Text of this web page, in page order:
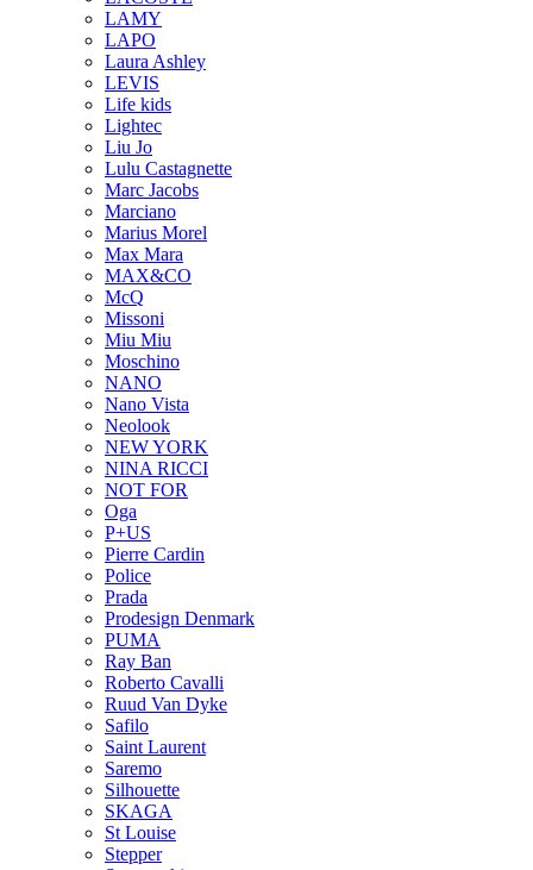
LAMY
LAPO
Laura Ashley
LEVIS
Life kids
Lightec
Liu Jo
Lulu Castagnette
Marc Jacobs
Marciano
Marius Morel
Max Mara
MAX&CO
McQ
Missoni
Miu Miu
Moschino
NANO
Nano Vista
Neolook
NEW YORK
NINA RICCI
NOT FOR
Oga
P+US
Pierre Cardin
Police
Prada
Prodesign Denmark
PUMA
Ray Ban
Roberto Cavalli
Ruud Van Dyke
Safilo
Saint Laurent
Saremo
Silhouette
SKAGA
St Louise
Stepper